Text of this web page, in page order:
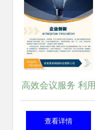
会议服务圆满成功
高效会议服务 利用
灯泡排版素材提升
查看详情